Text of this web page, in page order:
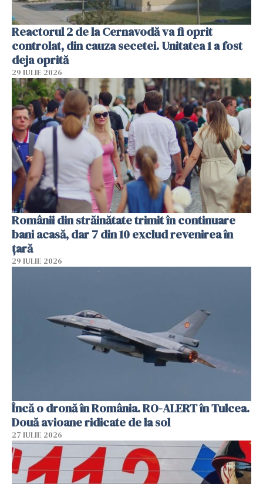
Reactorul 2 de la Cernavodă va fi oprit
controlat, din cauza secetei. Unitatea 1 a fost
deja oprită
29 IULIE 2026
Românii din străinătate trimit în continuare
bani acasă, dar 7 din 10 exclud revenirea în
țară
29 IULIE 2026
Încă o dronă în România. RO-ALERT în Tulcea.
Două avioane ridicate de la sol
27 IULIE 2026